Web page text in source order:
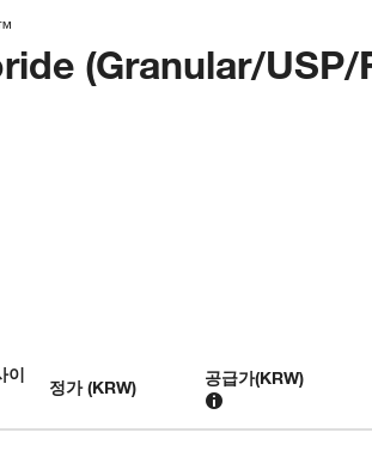
(Granular/USP/
이
정가 (KRW) 공급가(KRW)